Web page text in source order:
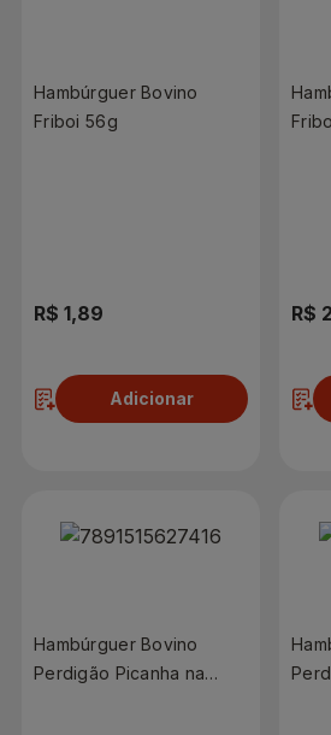
Hambúrguer Bovino
Friboi 56g
R$ 1,89
Adicionar
R$
Hambúrguer Bovino
Perdigão Picanha na